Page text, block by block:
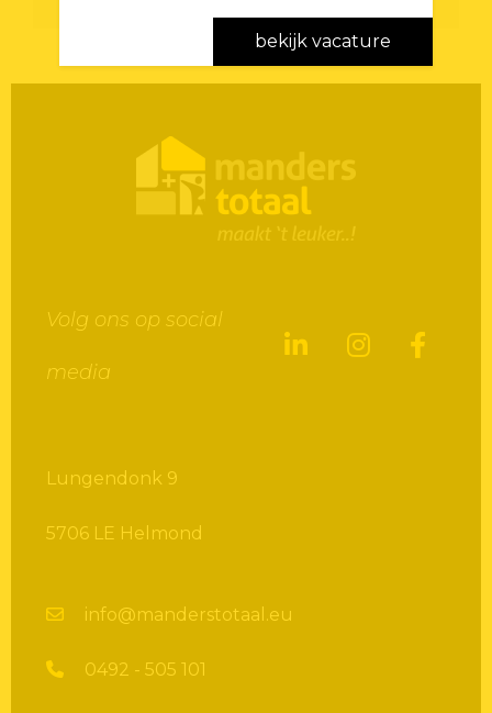
bekijk vacature
Volg ons op social
media
Lungendonk 9
5706 LE Helmond
info@manderstotaal.eu
0492 - 505 101